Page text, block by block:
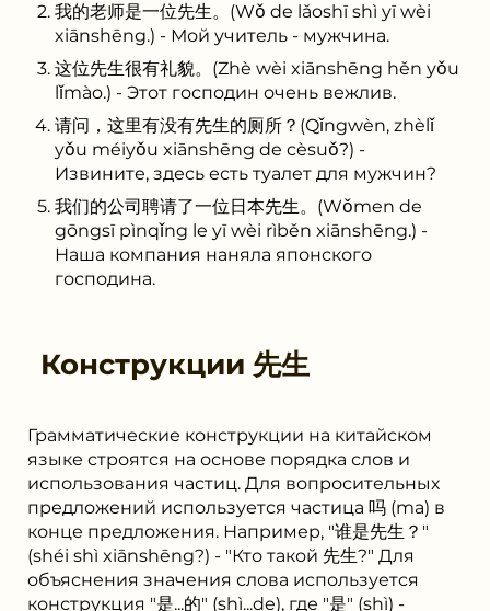
我的老师是一位先生。(Wǒ de lǎoshī shì yī wèi
xiānshēng.) - Мой учитель - мужчина.
这位先生很有礼貌。(Zhè wèi xiānshēng hěn yǒu
lǐmào.) - Этот господин очень вежлив.
请问，这里有没有先生的厕所？(Qǐngwèn, zhèlǐ
yǒu méiyǒu xiānshēng de cèsuǒ?) -
Извините, здесь есть туалет для мужчин?
我们的公司聘请了一位日本先生。(Wǒmen de
gōngsī pìnqǐng le yī wèi rìběn xiānshēng.) -
Наша компания наняла японского
господина.
Конструкции 先生
Грамматические конструкции на китайском
языке строятся на основе порядка слов и
использования частиц. Для вопросительных
предложений используется частица 吗 (ma) в
конце предложения. Например, "谁是先生？"
(shéi shì xiānshēng?) - "Кто такой 先生?" Для
объяснения значения слова используется
конструкция "是...的" (shì...de), где "是" (shì) -